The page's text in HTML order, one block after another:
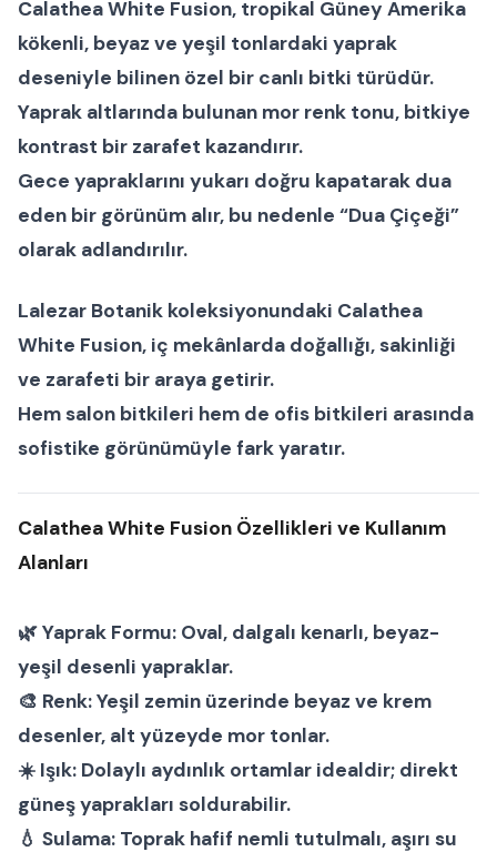
Calathea White Fusion, tropikal Güney Amerika
kökenli, beyaz ve yeşil tonlardaki yaprak
deseniyle bilinen özel bir canlı bitki türüdür.
Yaprak altlarında bulunan mor renk tonu, bitkiye
kontrast bir zarafet kazandırır.
Gece yapraklarını yukarı doğru kapatarak dua
eden bir görünüm alır, bu nedenle “Dua Çiçeği”
olarak adlandırılır.
Lalezar Botanik koleksiyonundaki Calathea
White Fusion, iç mekânlarda doğallığı, sakinliği
ve zarafeti bir araya getirir.
Hemsalon bitkileri hem de ofis bitkileri arasında
sofistike görünümüyle fark yaratır.
Calathea White Fusion Özellikleri ve Kullanım
Alanları
🌿Yaprak Formu: Oval, dalgalı kenarlı, beyaz-
yeşil desenli yapraklar.
🎨 Renk:Yeşil zemin üzerinde beyaz ve krem
desenler, alt yüzeyde mor tonlar.
☀️ Işık: Dolaylı aydınlık ortamlar idealdir; direkt
güneş yaprakları soldurabilir.
💧 Sulama: Toprak hafif nemli tutulmalı, aşırı su